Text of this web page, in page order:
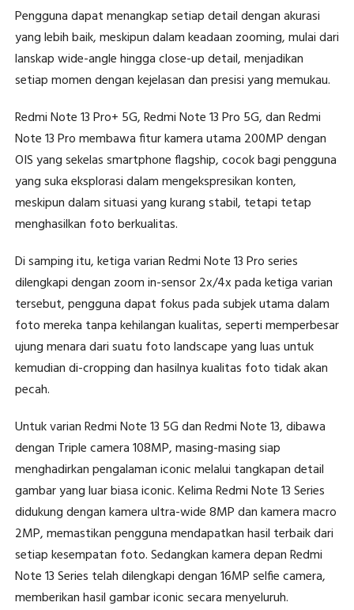
Pengguna dapat menangkap setiap detail dengan akurasi
yang lebih baik, meskipun dalam keadaan zooming, mulai dari
lanskap wide-angle hingga close-up detail, menjadikan
setiap momen dengan kejelasan dan presisi yang memukau.
Redmi Note 13 Pro+ 5G, Redmi Note 13 Pro 5G, dan Redmi
Note 13 Pro membawa fitur kamera utama 200MP dengan
OIS yang sekelas smartphone flagship, cocok bagi pengguna
yang suka eksplorasi dalam mengekspresikan konten,
meskipun dalam situasi yang kurang stabil, tetapi tetap
menghasilkan foto berkualitas.
Di samping itu, ketiga varian Redmi Note 13 Pro series
dilengkapi dengan zoom in-sensor 2x/4x pada ketiga varian
tersebut, pengguna dapat fokus pada subjek utama dalam
foto mereka tanpa kehilangan kualitas, seperti memperbesar
ujung menara dari suatu foto landscape yang luas untuk
kemudian di-cropping dan hasilnya kualitas foto tidak akan
pecah.
Untuk varian Redmi Note 13 5G dan Redmi Note 13, dibawa
dengan Triple camera 108MP, masing-masing siap
menghadirkan pengalaman iconic melalui tangkapan detail
gambar yang luar biasa iconic. Kelima Redmi Note 13 Series
didukung dengan kamera ultra-wide 8MP dan kamera macro
2MP, memastikan pengguna mendapatkan hasil terbaik dari
setiap kesempatan foto. Sedangkan kamera depan Redmi
Note 13 Series telah dilengkapi dengan 16MP selfie camera,
memberikan hasil gambar iconic secara menyeluruh.